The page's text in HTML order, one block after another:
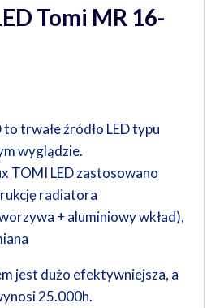
Tomi MR 16-
trwałe źródło LED typu
wyglądzie.
TOMI LED zastosowano
radiatora
+ aluminiowy wkład),
jest dużo efektywniejsza, a
25.000h.